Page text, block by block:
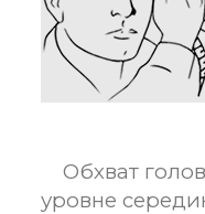
Обхват
уровне